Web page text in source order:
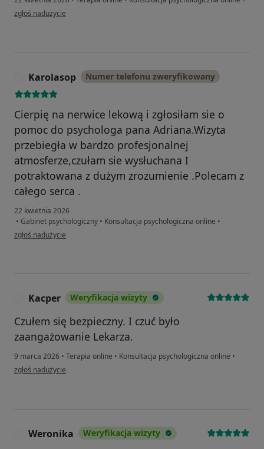
w opinii użytkownika Kinga z okolic Inowrocławia
zgłoś nadużycie
Karolasop Numer telefonu zweryfikowany
Cierpię na nerwice lekową i zgłosiłam sie o
pomoc do psychologa pana Adriana.Wizyta
przebiegła w bardzo profesjonalnej
atmosferze,czułam sie wysłuchana I
potraktowana z dużym zrozumienie .Polecam z
całego serca .
22 kwietnia 2026
• Gabinet psychologiczny • Konsultacja psychologiczna online •
w opinii użytkownika Karolasop
zgłoś nadużycie
Kacper Weryfikacja wizyty
Czułem się bezpieczny. I czuć było
zaangażowanie Lekarza.
9 marca 2026 • Terapia online • Konsultacja psychologiczna online •
w opinii użytkownika Kacper
zgłoś nadużycie
Weronika Weryfikacja wizyty